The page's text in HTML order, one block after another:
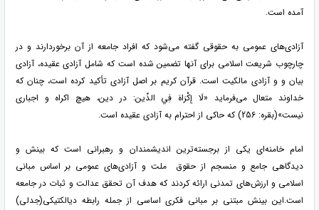
آمده است.
آزادی‌های عمومی به حقوقی گفته می‌شود که افراد جامعه از آن برخوردارند و در
چارچوب شریعت اسلامی برای آنها تضمین شده است که شامل آزادی عقیده، آزادی
بیان و و آزادی مالکیت است. قرآن كريم بر اصل آزادی تأكيد كرده است، چنان كه
خداوند متعال می‌فرماید «لَا إِكْرَاهَ فِي الدِّين: در دین، هیچ اکراه و اجباری
نیست»(بقره: 256) كه حاكی از احترام به آزادی عقيده است.
امام خامنه‌ای یکی از برجسته‌ترین اندیشمندان و رهبرانی است که بینش و
دیدگاهی جامع و منسجم از حقوق ملت و آزادی‌های عمومی بر اساس مبانی
اسلامی و ارزش‌های تمدنی ارائه کردند که هدف آن تحقق عدالت و ثبات در جامعه
است.این بینش مبتنی بر مبانی فکری اساسی از جمله رابطه دیالکتیکی(جدلی)